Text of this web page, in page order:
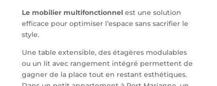
Le mobilier multifonctionnelest une solution
efficace pour optimiser l’espace sans sacrifier le
style.
Une table extensible, des étagères modulables
ou un lit avec rangement intégré permettent de
gagner de la place tout en restant esthétiques.